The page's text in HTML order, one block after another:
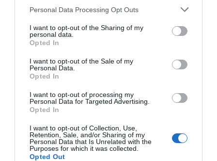
Personal Data Processing Opt Outs
I want to opt-out of the Sharing of my
personal data.
Opted In
I want to opt-out of the Sale of my
Personal Data.
Opted In
I want to opt-out of processing my
Personal Data for Targeted Advertising.
Opted In
I want to opt-out of Collection, Use,
Retention, Sale, and/or Sharing of my
Personal Data that Is Unrelated with the
Purposes for which it was collected.
Opted Out
Índex
Inversión pública
Publicidad
2Playbook Club2P